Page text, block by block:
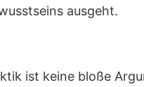
ausgeht.
ist keine bloße